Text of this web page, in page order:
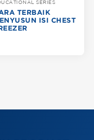
SERIES
TERBAIK
ISI CHEST